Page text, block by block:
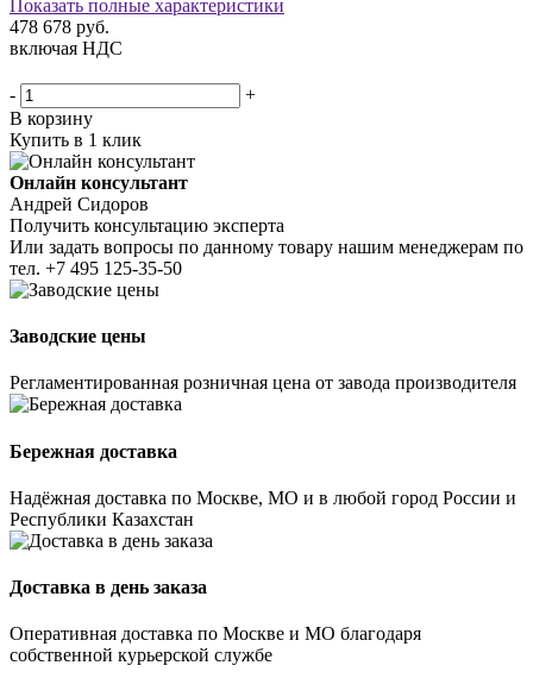
Показать полные характеристики
478 678 руб.
включая НДС
-
+
В корзину
Купить в 1 клик
Онлайн консультант
Андрей Сидоров
Получить консультацию эксперта
Или задать вопросы по данному товару нашим менеджерам по
тел. +7 495 125-35-50
Заводские цены
Регламентированная розничная цена от завода производителя
Бережная доставка
Надёжная доставка по Москве, МО и в любой город России и
Республики Казахстан
Доставка в день заказа
Оперативная доставка по Москве и МО благодаря
собственной курьерской службе